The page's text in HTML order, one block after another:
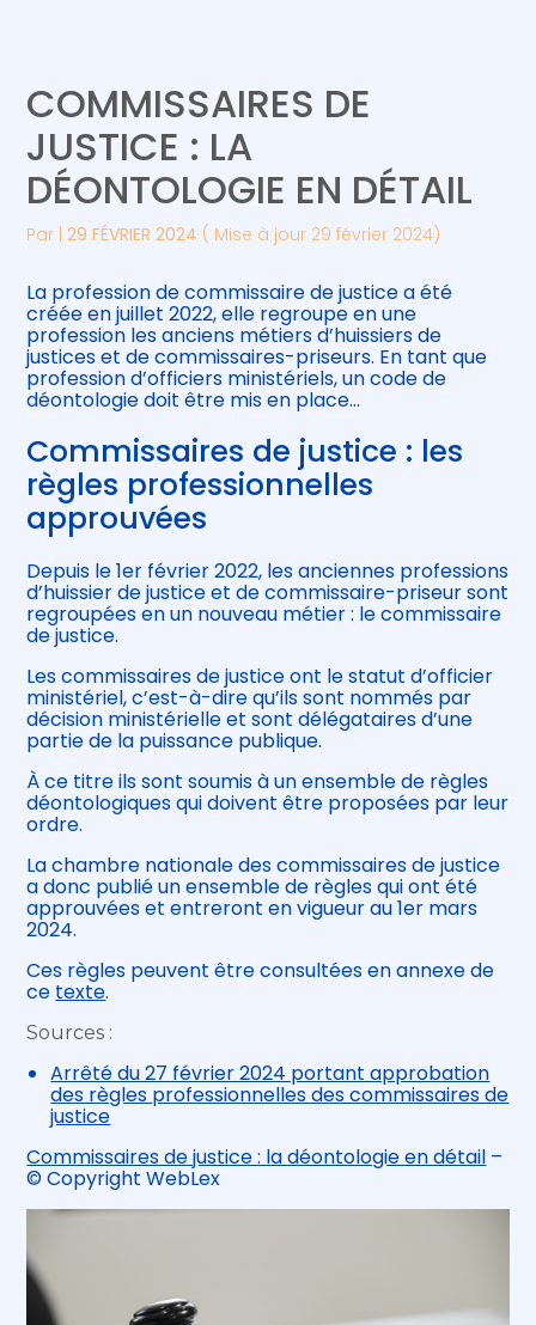
Gérer votre quotidien
Piloter votre entreprise
Développer votre entreprise
Construire votre patrimoine
Être prêt pour la facturation
électronique
Suivre votre comptabilité
Gérer vos ressources humaines
COMMISSAIRES DE
JUSTICE : LA
DÉONTOLOGIE EN DÉTAIL
Par |29 FÉVRIER 2024 ( Mise à jour 29 février 2024)
La profession de commissaire de justice a été
créée en juillet 2022, elle regroupe en une
profession les anciens métiers d’huissiers de
justices et de commissaires-priseurs. En tant que
profession d’officiers ministériels, un code de
déontologie doit être mis en place…
Commissaires de justice : les
règles professionnelles
approuvées
Depuis le 1er février 2022, les anciennes professions
d’huissier de justice et de commissaire-priseur sont
regroupées en un nouveau métier : le commissaire
de justice.
Les commissaires de justice ont le statut d’officier
ministériel, c’est-à-dire qu’ils sont nommés par
décision ministérielle et sont délégataires d’une
partie de la puissance publique.
À ce titre ils sont soumis à un ensemble de règles
déontologiques qui doivent être proposées par leur
ordre.
La chambre nationale des commissaires de justice
a donc publié un ensemble de règles qui ont été
approuvées et entreront en vigueur au 1er mars
2024.
Ces règles peuvent être consultées en annexe de
ce texte.
Sources :
Arrêté du 27 février 2024 portant approbation
des règles professionnelles des commissaires de
justice
Commissaires de justice : la déontologie en détail –
© Copyright WebLex